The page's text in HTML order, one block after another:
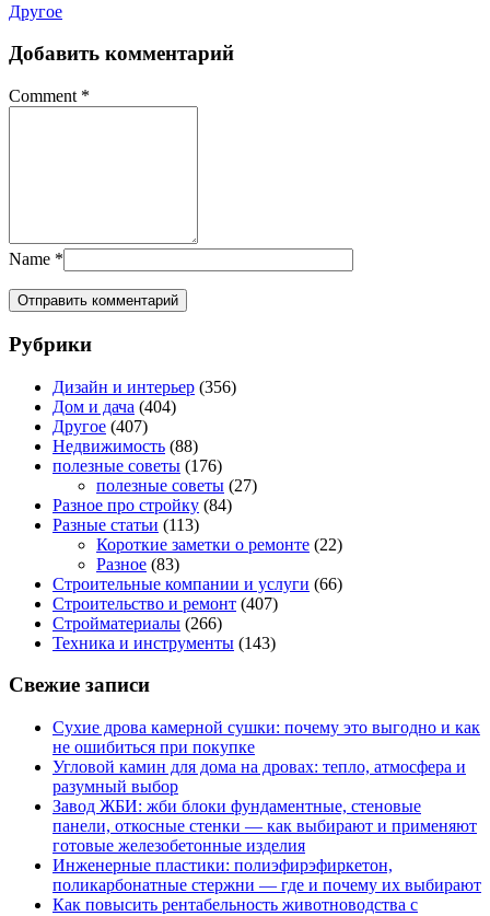
Другое
Добавить комментарий
Comment *
Name *
Рубрики
Дизайн и интерьер (356)
Дом и дача (404)
Другое (407)
Недвижимость (88)
полезные советы (176)
полезные советы (27)
Разное про стройку (84)
Разные статьи (113)
Короткие заметки о ремонте (22)
Разное (83)
Строительные компании и услуги (66)
Строительство и ремонт (407)
Стройматериалы (266)
Техника и инструменты (143)
Свежие записи
Сухие дрова камерной сушки: почему это выгодно и как
не ошибиться при покупке
Угловой камин для дома на дровах: тепло, атмосфера и
разумный выбор
Завод ЖБИ: жби блоки фундаментные, стеновые
панели, откосные стенки — как выбирают и применяют
готовые железобетонные изделия
Инженерные пластики: полиэфирэфиркетон,
поликарбонатные стержни — где и почему их выбирают
Как повысить рентабельность животноводства с